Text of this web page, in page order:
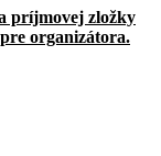
príjmovej zložky
organizátora.